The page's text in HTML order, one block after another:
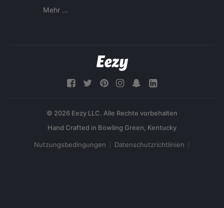
Mehr ...
© 2026 Eezy LLC. Alle Rechte vorbehalten
Nutzungsbedingungen Datenschutzrichtlinien